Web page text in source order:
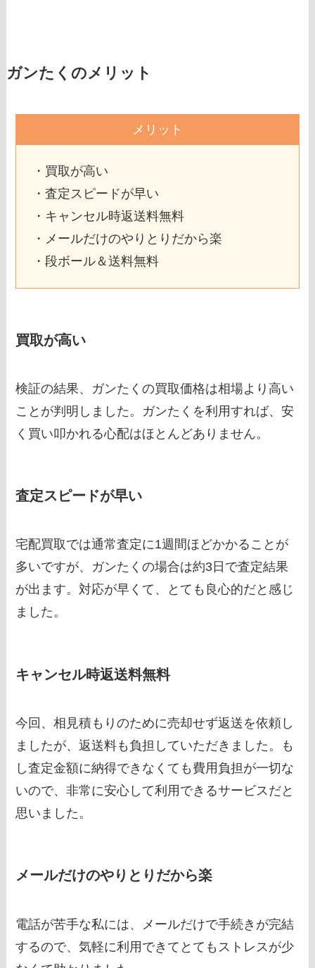
ガンたくのメリット
メリット
・買取が高い
・査定スピードが早い
・キャンセル時返送料無料
・メールだけのやりとりだから楽
・段ボール＆送料無料
買取が高い
検証の結果、ガンたくの買取価格は相場より高い
ことが判明しました。ガンたくを利用すれば、安
く買い叩かれる心配はほとんどありません。
査定スピードが早い
宅配買取では通常査定に1週間ほどかかることが
多いですが、ガンたくの場合は約3日で査定結果
が出ます。対応が早くて、とても良心的だと感じ
ました。
キャンセル時返送料無料
今回、相見積もりのために売却せず返送を依頼し
ましたが、返送料も負担していただきました。も
し査定金額に納得できなくても費用負担が一切な
いので、非常に安心して利用できるサービスだと
思いました。
メールだけのやりとりだから楽
電話が苦手な私には、メールだけで手続きが完結
するので、気軽に利用できてとてもストレスが少